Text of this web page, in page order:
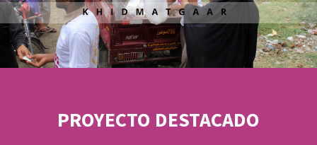
PROYECTO DESTACADO